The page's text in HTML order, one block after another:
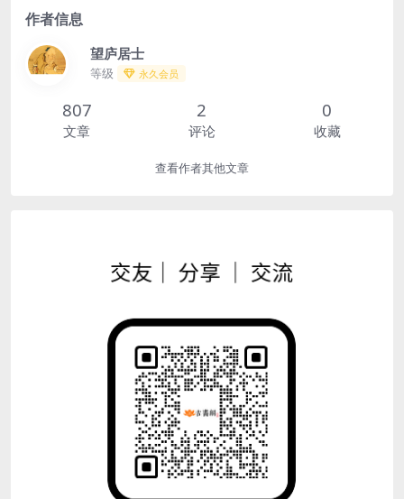
作者信息
望庐居士
等级 永久会员
807
文章
2
评论
0
收藏
查看作者其他文章